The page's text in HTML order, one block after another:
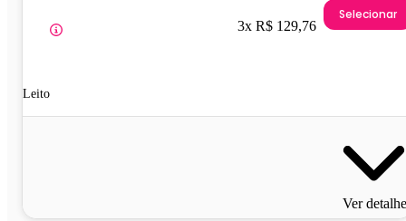
Leito
3x R$ 129,76
Selecionar
Ver